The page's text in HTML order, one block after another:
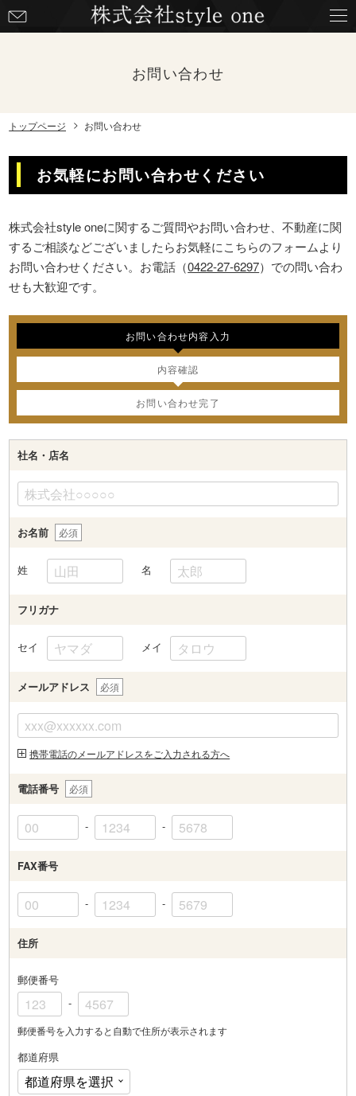
問
お問い合わせ
トップページ お問い合わせ
お気軽にお問い合わせください
株式会社style oneに関するご質問やお問い合わせ、不動産に関
するご相談などございましたらお気軽にこちらのフォームより
お問い合わせください。お電話（0422-27-6297）での問い合わ
せも大歓迎です。
お問い合わせ内容入力
内容確認
お問い合わせ完了
社名・店名
お名前 必須
姓 名
フリガナ
セイ メイ
メールアドレス 必須
携帯電話のメールアドレスをご入力される方へ
電話番号 必須
- -
FAX番号
- -
住所
郵便番号
-
郵便番号を入力すると自動で住所が表示されます
都道府県